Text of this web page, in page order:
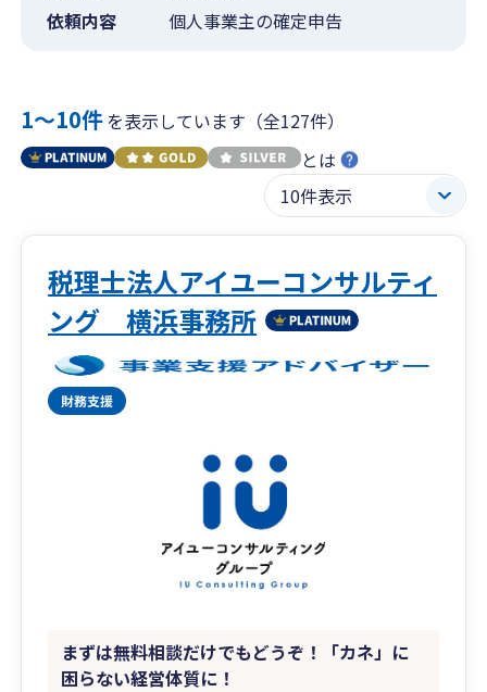
依頼内容
個人事業主の確定申告
1〜10件を表示しています（全127件）
とは
税理士法人アイユーコンサルティ
ング 横浜事務所
まずは無料相談だけでもどうぞ！「カネ」に
困らない経営体質に！